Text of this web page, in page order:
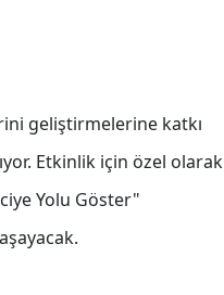
geliştirmelerine katkı
Etkinlik için özel olarak
Yolu Göster"